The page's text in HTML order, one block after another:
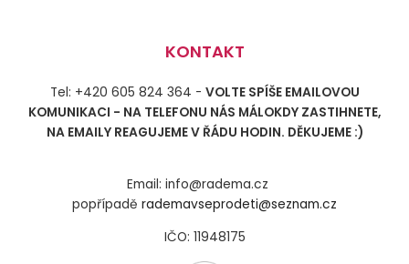
KONTAKT
Tel: +420 605 824 364 - VOLTE SPÍŠE EMAILOVOU
KOMUNIKACI - NA TELEFONU NÁS MÁLOKDY ZASTIHNETE,
NA EMAILY REAGUJEME V ŘÁDU HODIN. DĚKUJEME :)
Email: info@radema.cz
popřípadě rademavseprodeti@seznam.cz
IČO: 11948175